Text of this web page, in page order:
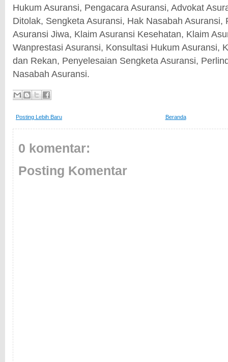
Hukum Asuransi, Pengacara Asuransi, Advokat
Ditolak, Sengketa Asuransi, Hak Nasabah Asuransi,
Asuransi Jiwa, Klaim Asuransi Kesehatan, Klaim
Wanprestasi Asuransi, Konsultasi Hukum Asuransi,
dan Rekan, Penyelesaian Sengketa Asuransi,
Nasabah Asuransi.
Posting Lebih Baru Beranda
0 komentar:
Posting Komentar